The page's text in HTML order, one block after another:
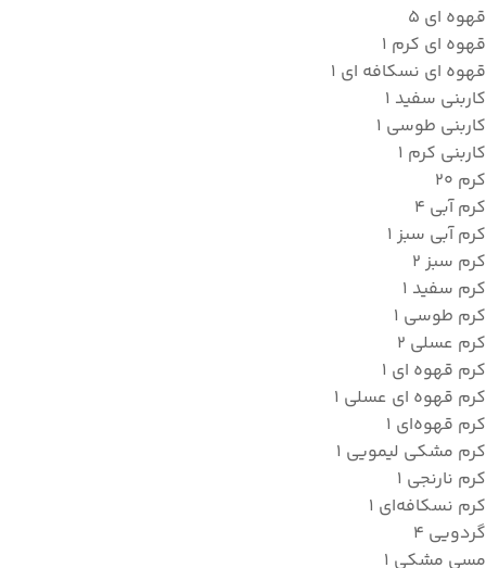
قهوه ای 5
قهوه ای کرم 1
قهوه ای نسکافه ای 1
کاربنی سفید 1
کاربنی طوسی 1
کاربنی کرم 1
کرم 20
کرم آبی 4
کرم آبی سبز 1
کرم سبز 2
کرم سفید 1
کرم طوسی 1
کرم عسلی 2
کرم قهوه ای 1
کرم قهوه ای عسلی 1
کرم قهوه‌ای 1
کرم مشکی لیمویی 1
کرم نارنجی 1
کرم نسکافه‌ای 1
گردویی 4
مسی مشکی 1